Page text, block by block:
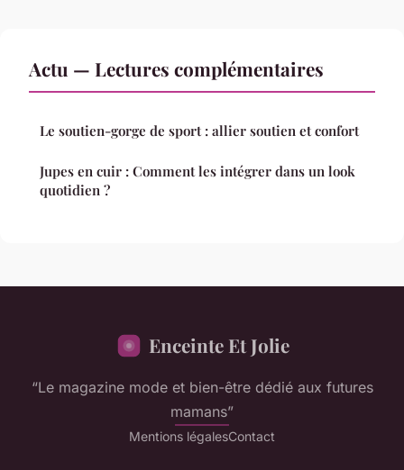
Actu — Lectures complémentaires
Le soutien-gorge de sport : allier soutien et confort
Jupes en cuir : Comment les intégrer dans un look
quotidien ?
Enceinte Et Jolie
“Le magazine mode et bien-être dédié aux futures
mamans”
Mentions légalesContact